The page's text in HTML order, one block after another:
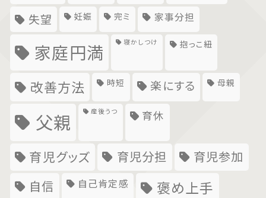
失望 妊娠 完ミ 家事分担
家庭円満 寝かしつけ 抱っこ紐
改善方法 時短 楽にする 母親
父親 産後うつ 育休
育児グッズ 育児分担
育児参加
自信
自己肯定感 褒め上手